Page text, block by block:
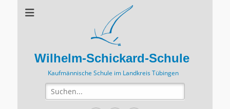
Wilhelm-Schickard-Schule
Kaufmännische Schule im Landkreis Tübingen
Suchen
nach: